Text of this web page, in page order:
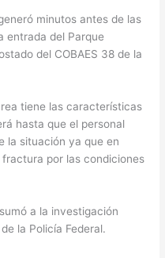
minutos antes de las
entrada del Parque
del COBAES 38 de la
tiene las características
hasta que el personal
la situación ya que en
por las condiciones
a la investigación
la Policía Federal.